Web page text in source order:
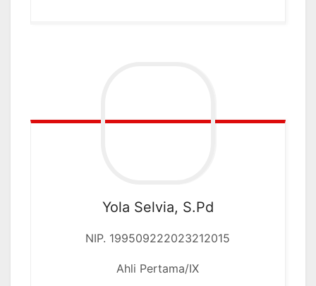
Yola Selvia, S.Pd
NIP. 199509222023212015
Ahli Pertama/IX